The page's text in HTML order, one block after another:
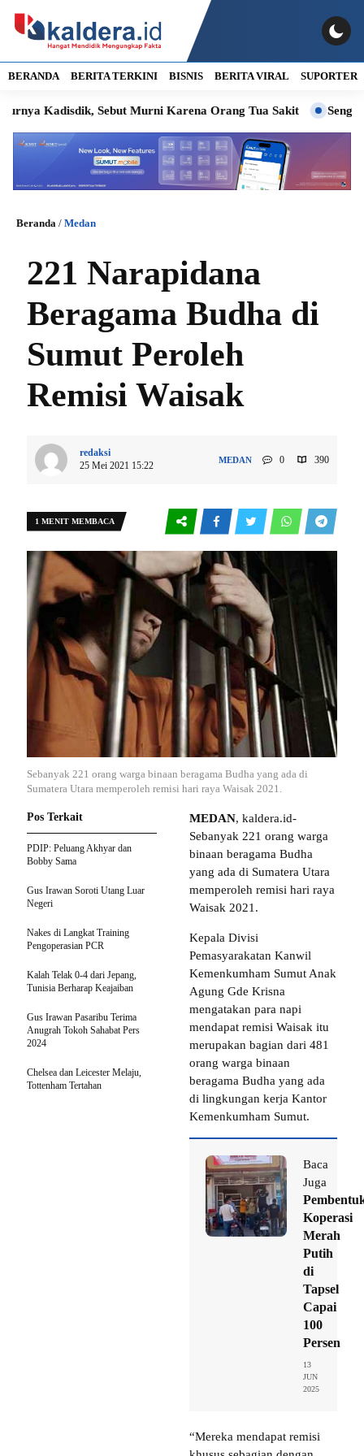
BERANDA BERITA TERKINI BISNIS BERITA VIRAL SUPORTER
Sebut Murni Karena Orang Tua Sakit Sengketa PT
Beranda / Medan
221 Narapidana
Beragama Budha di
Sumut Peroleh
Remisi Waisak
redaksi
25 Mei 2021 15:22
MEDAN 0 390
1 MENIT MEMBACA
Sebanyak 221 orang warga binaan beragama Budha yang ada di
Sumatera Utara memperoleh remisi hari raya Waisak 2021.
MEDAN, kaldera.id-
Sebanyak 221 orang warga
binaan beragama Budha
yang ada di Sumatera Utara
memperoleh remisi hari raya
Waisak 2021.
Kepala Divisi
Pemasyarakatan Kanwil
Kemenkumham Sumut Anak
Agung Gde Krisna
mengatakan para napi
mendapat remisi Waisak itu
merupakan bagian dari 481
orang warga binaan
beragama Budha yang ada
di lingkungan kerja Kantor
Kemenkumham Sumut.
Baca
Juga
Koperasi
Merah
Putih
di
Tapsel
Capai
100
Persen
13
JUN
2025
“Mereka mendapat remisi
Pos Terkait
PDIP: Peluang Akhyar dan
Bobby Sama
Gus Irawan Soroti Utang Luar
Negeri
Nakes di Langkat Training
Pengoperasian PCR
Kalah Telak 0-4 dari Jepang,
Tunisia Berharap Keajaiban
Gus Irawan Pasaribu Terima
Anugrah Tokoh Sahabat Pers
2024
Chelsea dan Leicester Melaju,
Tottenham Tertahan